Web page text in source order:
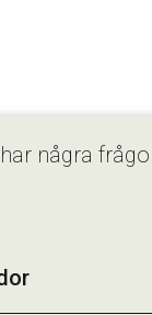
några